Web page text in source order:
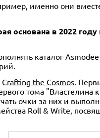
именно они
основана в 2022
каталог
Crafting the Cosmos.
тома "Властелина
очки за них и
Roll & Write,